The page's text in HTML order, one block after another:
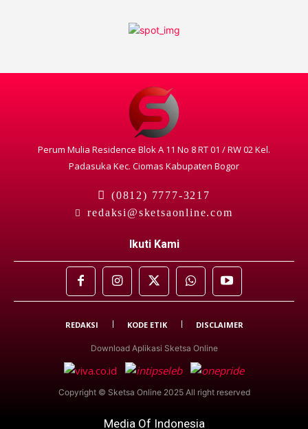
Perum Mulia Residence Blok A 11 No 8 RT 01 / RW 02 Kel.
Padasuka Kec. Ciomas Kabupaten Bogor
(0812) 7777-3217
redaksi@sketsaonline.com
Ikuti Kami
REDAKSI KODE ETIK DISCLAIMER
Download Aplikasi Sketsa Online
Copyright © Sketsa Online 2025 All right reserved
Media Of Indonesia